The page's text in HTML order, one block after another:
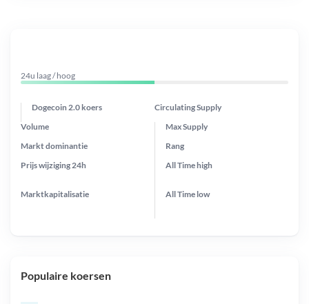
24u laag / hoog
Dogecoin 2.0 koers Circulating Supply
Prijs wijziging 24h
Max Supply
Markt dominantie
Marktkapitalisatie
Volume
Rang
All Timehigh
All Time low
Populaire koersen